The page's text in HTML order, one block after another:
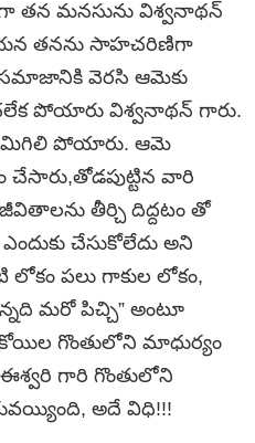
తన మనసును విశ్వనాథన్
తనను సాహచరిణిగా
సమాజానికి వెరసి ఆమెకు
పోయారు విశ్వనాథన్ గారు.
మిగిలి పోయారు. ఆమె
చేసారు,తోడపుట్టిన వారి
తీర్చి దిద్దటం తో
ఎందుకు చేసుకోలేదు అని
పలు గాకుల లోకం,
మరో పిచ్చి” అంటూ
కోయిల గొంతులోని మాధుర్యం
గారి గొంతులోని
అదే విధి!!!